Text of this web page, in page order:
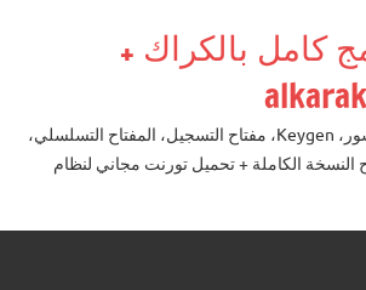
كامل بالكراك +
البرامج والمفتاح المكسور، Keygen، مفتاح التسجيل، المفتاح التسلسلي،
النسخة الكاملة + تحميل تورنت مجاني لنظام